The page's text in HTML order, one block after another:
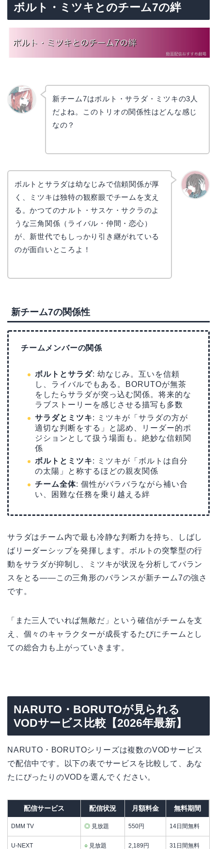
ボルト・ミツキとのチーム7の絆
新チーム7はボルト・サラダ・ミツキの3人
だよね。このトリオの関係性はどんな感じ
なの？
ボルトとサラダは幼なじみで信頼関係が厚
く、ミツキは独特の観察眼でチームを支え
る。かつてのナルト・サスケ・サクラのよ
うな三角関係（ライバル・仲間・恋心）
が、新世代でもしっかり引き継がれている
のが面白いところよ！
新チーム7の関係性
チームメンバーの関係
ボルトとサラダ: 幼なじみ。互いを信頼
し、ライバルでもある。BORUTOが無茶
をしたらサラダが突っ込む関係。将来的な
ラブストーリーを感じさせる描写も多数
サラダとミツキ: ミツキが「サラダの方が
適切な判断をする」と認め、リーダー的ポ
ジションとして扱う場面も。絶妙な信頼関
係
ボルトとミツキ: ミツキが「ボルトは自分
の太陽」と称するほどの親友関係
チーム全体: 個性がバラバラながら補い合
い、困難な任務を乗り越える絆
サラダはチーム内で最も冷静な判断力を持ち、しばし
ばリーダーシップを発揮します。ボルトの突撃型の行
動をサラダが抑制し、ミツキが状況を分析してバラン
スをとる——この三角形のバランスが新チーム7の強さ
です。
「また三人でいれば無敵だ」という確信がチームを支
え、個々のキャラクターが成長するたびにチームとし
ての総合力も上がっていきます。
NARUTO・BORUTOが見られる
VODサービス比較【2026年最新】
NARUTO・BORUTOシリーズは複数のVODサービス
で配信中です。以下の表でサービスを比較して、あな
たにぴったりのVODを選んでください。
配信サービス 配信状況 月額料金 無料期間
DMM TV ◎ 見放題 550円 14日間無料
U-NEXT ○ 見放題 2,189円 31日間無料